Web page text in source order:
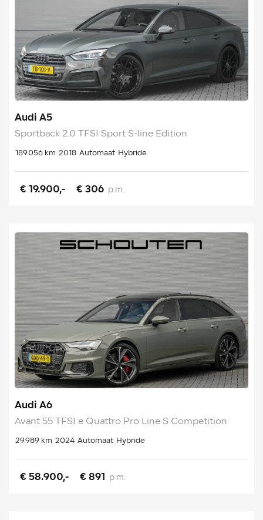
Audi A5
Sportback 2.0 TFSI Sport S-line Edition
189.056 km 2018 Automaat Hybride
€ 19.900,- € 306 p.m.
Audi A6
Avant 55 TFSI e Quattro Pro Line S Competition
29.989 km 2024 Automaat Hybride
€ 58.900,- € 891 p.m.